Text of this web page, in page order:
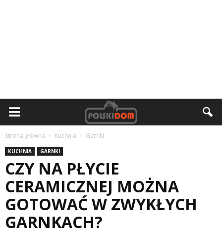
Strona główna Kuchnia Garnki
KUCHNIA GARNKI
CZY NA PŁYCIE
CERAMICZNEJ MOŻNA
GOTOWAĆ W ZWYKŁYCH
GARNKACH?